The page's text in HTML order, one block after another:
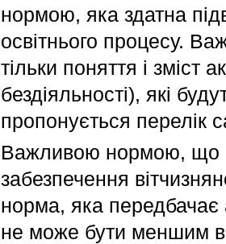
нормою, яка здатна
освітнього процесу.
тільки поняття і зміст
бездіяльності), які
пропонується перелік
Важливою нормою, що
забезпечення
норма, яка передбачає
не може бути меншим